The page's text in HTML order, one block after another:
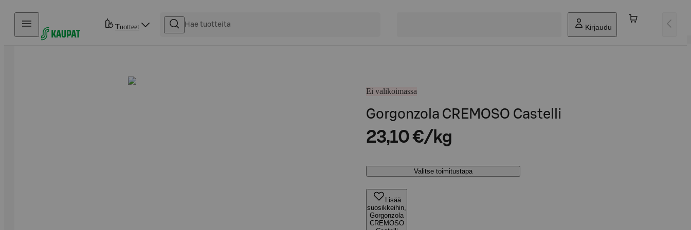
Hyppää sisältöön
Tuotteet Kirjaudu
Ei valikoimassa
Gorgonzola CREMOSO Castelli
23,10 €/kg
Valitse toimitustapa
Lisää
suosikkeihin,
Gorgonzola
CREMOSO